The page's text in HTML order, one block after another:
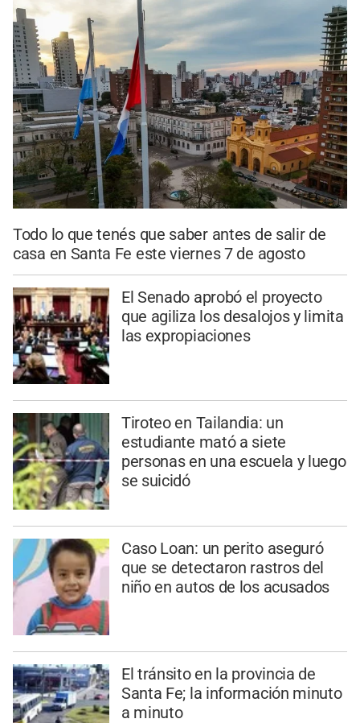
Todo lo que tenés que saber antes de salir de
casa en Santa Fe este viernes 7 de agosto
El Senado aprobó el proyecto
que agiliza los desalojos y limita
las expropiaciones
Tiroteo en Tailandia: un
estudiante mató a siete
personas en una escuela y luego
se suicidó
Caso Loan: un perito aseguró
que se detectaron rastros del
niño en autos de los acusados
El tránsito en la provincia de
Santa Fe; la información minuto
a minuto